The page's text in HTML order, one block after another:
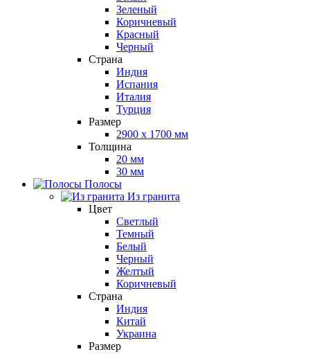
Зеленый
Коричневый
Красный
Черный
Страна
Индия
Испания
Италия
Турция
Размер
2900 x 1700 мм
Толщина
20 мм
30 мм
Полосы
Из гранита
Цвет
Светлый
Темный
Белый
Черный
Желтый
Коричневый
Страна
Индия
Китай
Украина
Размер